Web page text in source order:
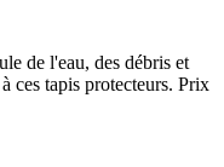
de l'eau, des débris et
ces tapis protecteurs. Prix